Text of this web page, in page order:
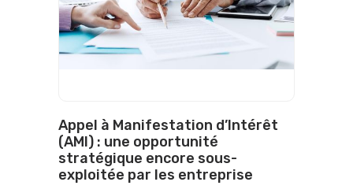
Appel à Manifestation d’Intérêt
(AMI) : une opportunité
stratégique encore sous-
exploitée par les entreprise